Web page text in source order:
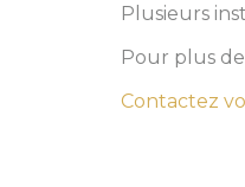
Plusieurs
Pour plus
Contactez